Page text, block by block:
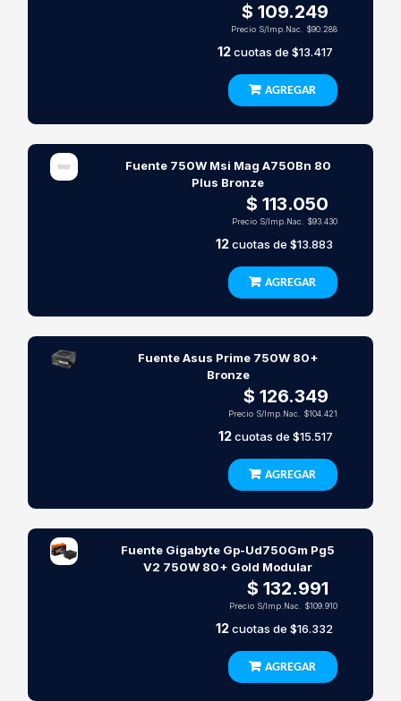
$ 109.249
Precio S/Imp.Nac. $90.288
12cuotas de $13.417
AGREGAR
Fuente 750W Msi Mag A750Bn 80
Plus Bronze
$ 113.050
Precio S/Imp.Nac. $93.430
12cuotas de $13.883
AGREGAR
Fuente Asus Prime 750W 80+
Bronze
$ 126.349
Precio S/Imp.Nac. $104.421
12cuotas de $15.517
AGREGAR
Fuente Gigabyte Gp-Ud750Gm Pg5
V2 750W 80+ Gold Modular
$ 132.991
Precio S/Imp.Nac. $109.910
12cuotas de $16.332
AGREGAR